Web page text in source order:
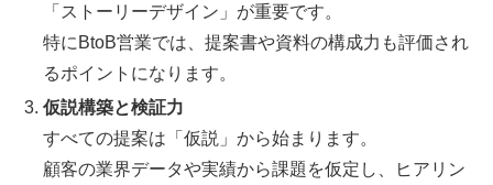
「ストーリーデザイン」が重要です。
特にBtoB営業では、提案書や資料の構成力も評価され
るポイントになります。
仮説構築と検証力
すべての提案は「仮説」から始まります。
顧客の業界データや実績から課題を仮定し、ヒアリン